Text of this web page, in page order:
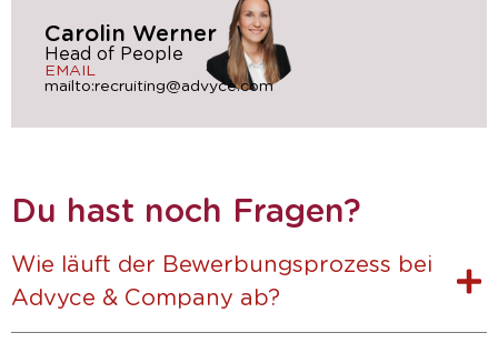
Carolin Werner
Head of People
EMAIL
mailto:recruiting@advyce.com
Du hast noch Fragen?
Wie läuft der Bewerbungsprozess bei
Advyce & Company ab?